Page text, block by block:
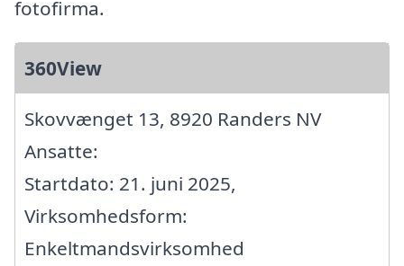
fotofirma.
360View
Skovvænget 13, 8920 Randers NV
Ansatte:
Startdato: 21. juni 2025,
Virksomhedsform:
Enkeltmandsvirksomhed